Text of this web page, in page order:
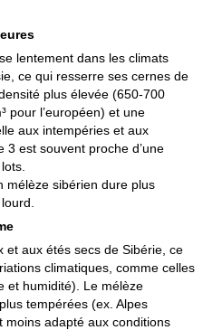
lentement dans les climats
ce qui resserre ses cernes de
plus élevée (650-700
pour l’européen) et une
aux intempéries et aux
3 est souvent proche d’une
mélèze sibérien dure plus
et aux étés secs de Sibérie, ce
climatiques, comme celles
et humidité). Le mélèze
tempérées (ex. Alpes
moins adapté aux conditions